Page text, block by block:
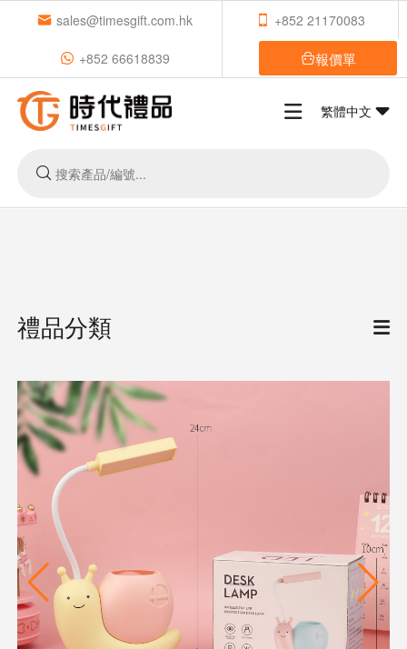
sales@timesgift.com.hk +852 21170083
+852 66618839 報價單
繁體中文
禮品分類